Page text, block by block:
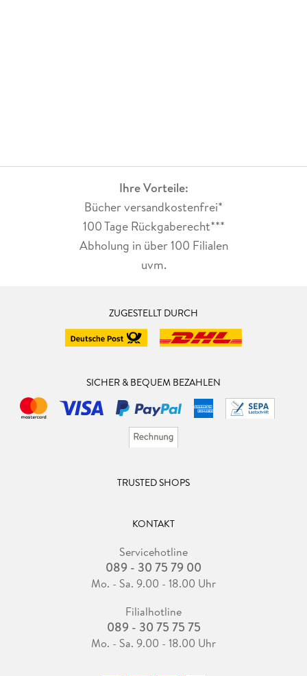
Ihre Vorteile:
Bücher versandkostenfrei*
100 Tage Rückgaberecht***
Abholung in über 100 Filialen
uvm.
ZUGESTELLT DURCH
SICHER & BEQUEM BEZAHLEN
TRUSTED SHOPS
KONTAKT
Servicehotline
089 - 30 75 79 00
Mo. - Sa. 9.00 - 18.00 Uhr
Filialhotline
089 - 30 75 75 75
Mo. - Sa. 9.00 - 18.00 Uhr